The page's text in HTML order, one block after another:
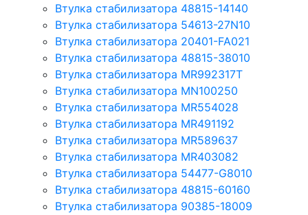
Втулка стабилизатора 48815-14140
Втулка стабилизатора 54613-27N10
Втулка стабилизатора 20401-FA021
Втулка стабилизатора 48815-38010
Втулка стабилизатора MR992317T
Втулка стабилизатора MN100250
Втулка стабилизатора MR554028
Втулка стабилизатора MR491192
Втулка стабилизатора MR589637
Втулка стабилизатора MR403082
Втулка стабилизатора 54477-G8010
Втулка стабилизатора 48815-60160
Втулка стабилизатора 90385-18009